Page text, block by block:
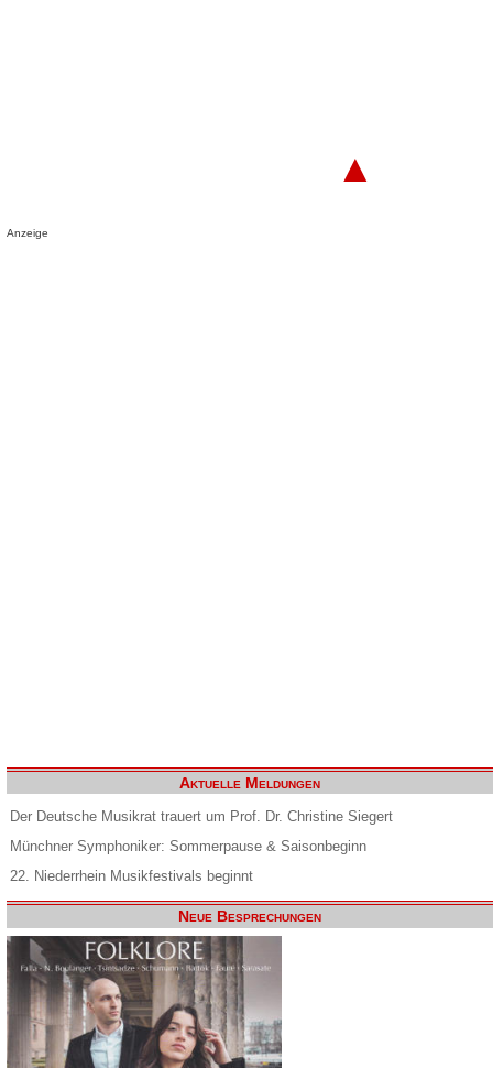
▲
Anzeige
Aktuelle Meldungen
Der Deutsche Musikrat trauert um Prof. Dr. Christine Siegert
Münchner Symphoniker: Sommerpause & Saisonbeginn
22. Niederrhein Musikfestivals beginnt
Neue Besprechungen